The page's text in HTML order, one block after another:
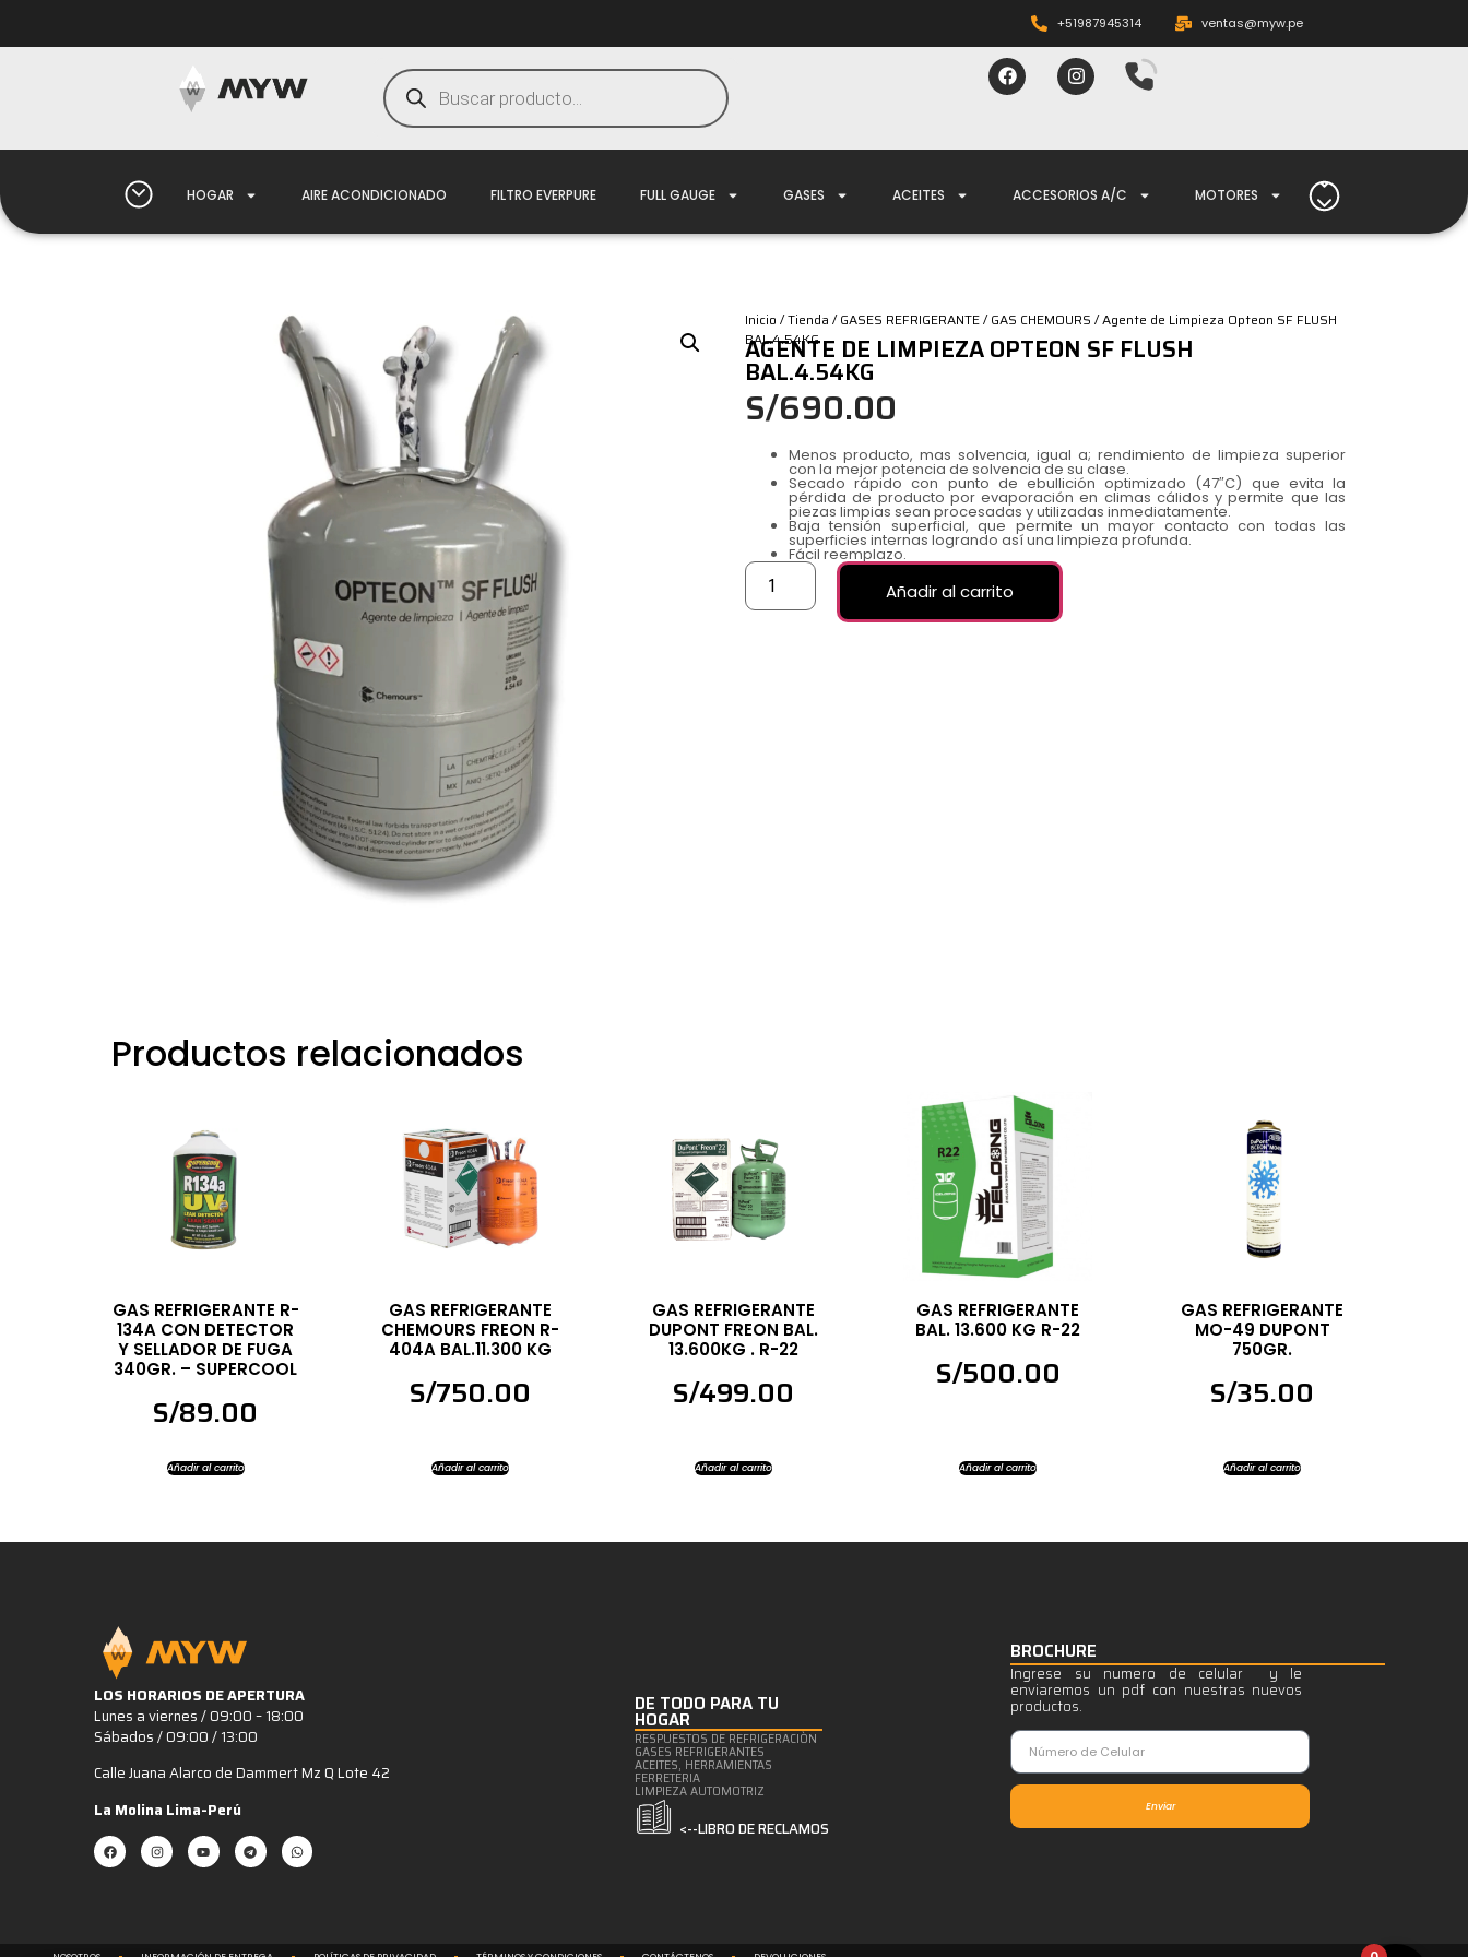
+51987945314 ventas@myw.pe
HOGAR AIRE ACONDICIONADO FILTRO EVERPURE FULL GAUGE GASES ACEITES ACCESORIOS A/C MOTORES
Inicio /Tienda /GASES REFRIGERANTE/GAS CHEMOURS / Agente de Limpieza Opteon SF FLUSH
BAL.4.54KG
AGENTE DE LIMPIEZA OPTEON SF FLUSH
BAL.4.54KG
S/690.00
Menos producto, mas solvencia, igual a; rendimiento de limpieza superior
con la mejor potencia de solvencia de su clase.
Secado rápido con punto de ebullición optimizado (47″C) que evita la
pérdida de producto por evaporación en climas cálidos y permite que las
piezas limpias sean procesadas y utilizadas inmediatamente.
Baja tensión superficial, que permite un mayor contacto con todas las
superficies internas logrando así una limpieza profunda.
Fácil reemplazo.
Añadir al carrito
Productos relacionados
GAS REFRIGERANTE R-
134A CON DETECTOR
Y SELLADOR DE FUGA
340GR. – SUPERCOOL
S/89.00
Añadir al carrito
GAS REFRIGERANTE
CHEMOURS FREON R-
404A BAL.11.300 KG
S/750.00
Añadir al carrito
GAS REFRIGERANTE
DUPONT FREON BAL.
13.600KG . R-22
S/499.00
Añadir al carrito
GAS REFRIGERANTE
BAL. 13.600 KG R-22
S/500.00
Añadir al carrito
GAS REFRIGERANTE
MO-49 DUPONT
750GR.
S/35.00
Añadir al carrito
LOS HORARIOS DE APERTURA
Lunes a viernes / 09:00 – 18:00
Sábados / 09:00 / 13:00
Calle Juana Alarco de Dammert Mz Q Lote 42
La Molina Lima-Perú
DE TODO PARA TU
HOGAR
RESPUESTOS DE REFRIGERACIÒN
GASES REFRIGERANTES
ACEITES, HERRAMIENTAS
FERRETERIA
LIMPIEZA AUTOMOTRIZ
<--LIBRO DE RECLAMOS
BROCHURE
Ingrese su numero de celular y le
enviaremos un pdf con nuestras nuevos
productos.
Enviar